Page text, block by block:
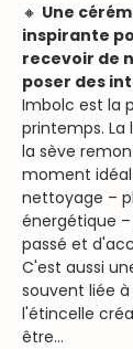
🔸 Une
inspirante
recevoir de
poser des
Imbolc est la
printemps. La
la sève
moment
nettoyage –
énergétique
passé et
C'est aussi
souvent liée à
l'étincelle
être…